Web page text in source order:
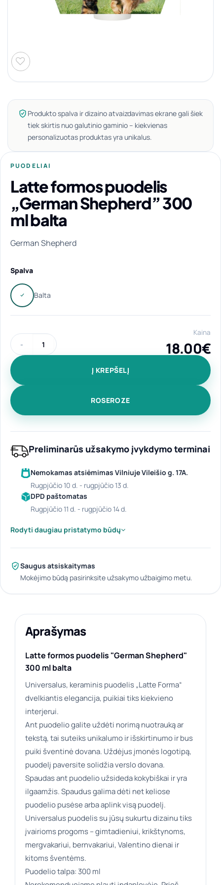
Produkto spalva ir dizaino atvaizdavimas ekrane gali šiek
tiek skirtis nuo galutinio gaminio – kiekvienas
personalizuotas produktas yra unikalus.
PUODELIAI
Latte formos puodelis
„German Shepherd” 300
ml balta
German Shepherd
Spalva
produkto kiekis: Latte formos puodelis "German Shepherd"
Kaina
18.00€
Į KREPŠELĮ
ROSEROZE
Preliminarūs užsakymo įvykdymo terminai
Nemokamas atsiėmimas Vilniuje Vileišio g. 17A.
rugpjūčio 10 d. - rugpjūčio 13 d.
DPD paštomatas
rugpjūčio 11 d. - rugpjūčio 14 d.
Rodyti daugiau pristatymo būdų
Saugus atsiskaitymas
Mokėjimo būdą pasirinksite užsakymo užbaigimo metu.
Aprašymas
Latte formos puodelis "German Shepherd"
300 ml balta
Universalus, keraminis puodelis „Latte Forma“
dvelkiantis elegancija, puikiai tiks kiekvieno
interjerui.
Ant puodelio galite uždėti norimą nuotrauką ar
tekstą, tai suteiks unikalumo ir išskirtinumo ir bus
puiki šventinė dovana. Uždėjus įmonės logotipą,
puodelį paversite solidžia verslo dovana.
Spaudas ant puodelio užsideda kokybiškai ir yra
ilgaamžis. Spaudus galima dėti net keliose
puodelio pusėse arba aplink visą puodelį.
Universalus puodelis su jūsų sukurtu dizainu tiks
įvairioms progoms – gimtadieniui, krikštynoms,
mergvakariui, bernvakariui, Valentino dienai ir
kitoms šventėms.
Puodelio talpa: 300 ml